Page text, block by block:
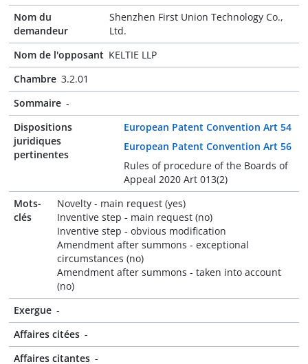
Nom du
demandeur
Shenzhen First Union Technology Co.,
Ltd.
Nom de l'opposant KELTIE LLP
Chambre 3.2.01
Sommaire -
Dispositions
juridiques
pertinentes
European Patent Convention Art 54
European Patent Convention Art 56
Rules of procedure of the Boards of
Appeal 2020 Art 013(2)
Mots-
clés
Novelty - main request (yes)
Inventive step - main request (no)
Inventive step - obvious modification
Amendment after summons - exceptional
circumstances (no)
Amendment after summons - taken into account
(no)
Exergue -
Affaires citées -
Affaires citantes -